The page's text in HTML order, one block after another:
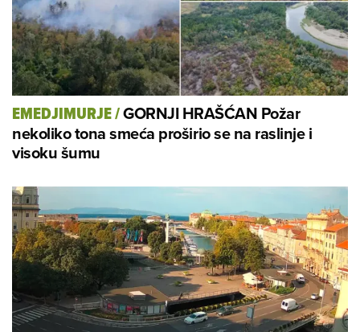
EMEDJIMURJE/GORNJI HRAŠĆAN Požar
nekoliko tona smeća proširio se na raslinje i
visoku šumu